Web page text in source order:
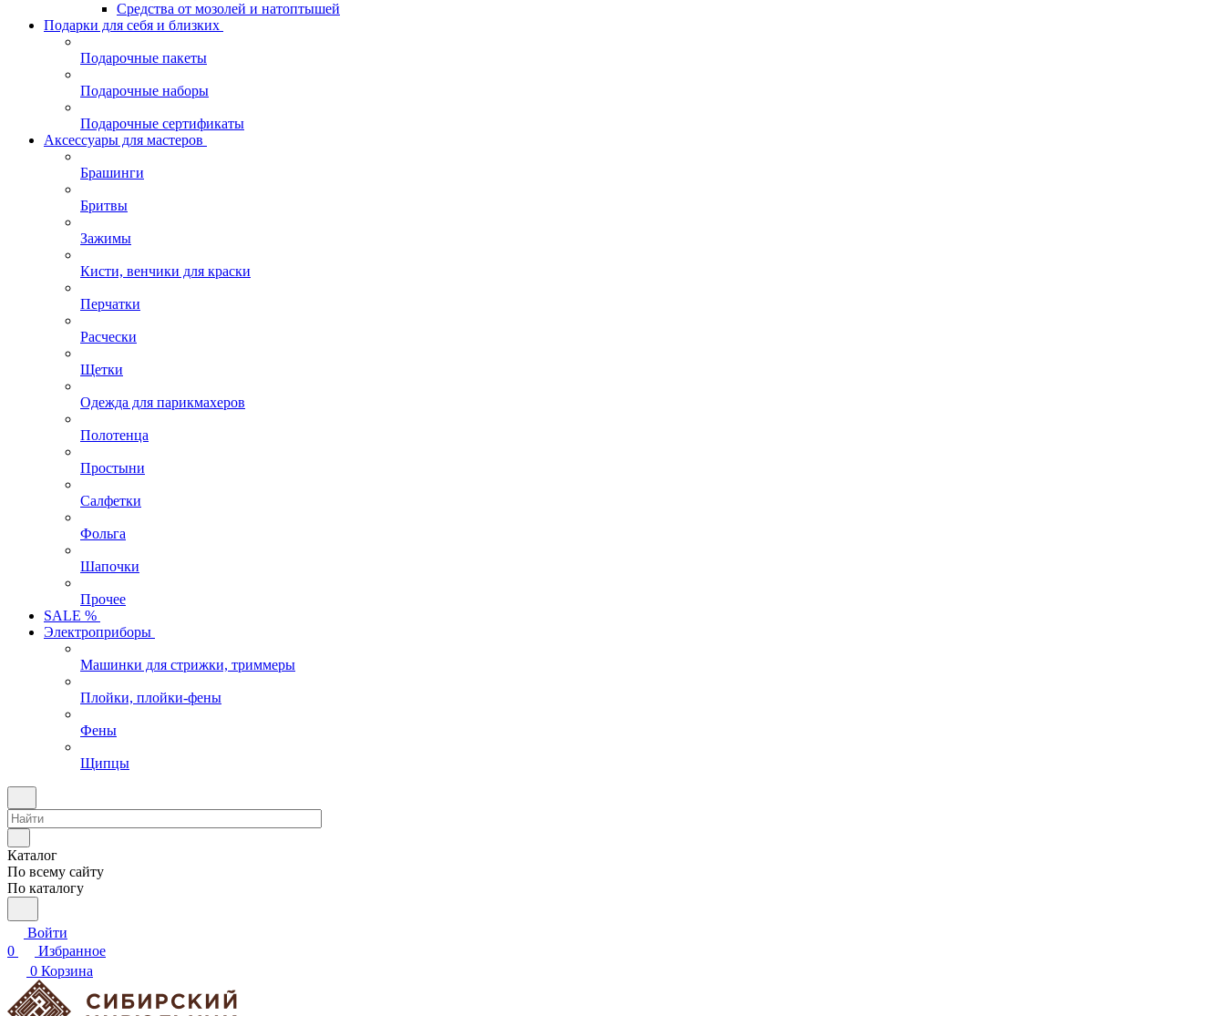
Средства от мозолей и натоптышей
Подарки для себя и близких
Подарочные пакеты
Подарочные наборы
Подарочные сертификаты
Аксессуары для мастеров
Брашинги
Бритвы
Зажимы
Кисти, венчики для краски
Перчатки
Расчески
Щетки
Одежда для парикмахеров
Полотенца
Простыни
Салфетки
Фольга
Шапочки
Прочее
SALE %
Электроприборы
Машинки для стрижки, триммеры
Плойки, плойки-фены
Фены
Щипцы
Каталог
По всему сайту
По каталогу
Войти
0
Избранное
0 Корзина